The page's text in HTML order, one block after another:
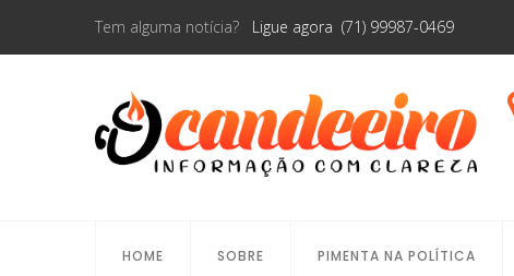
Tem alguma notícia? Ligue agora (71) 99987-0469
HOME SOBRE PIMENTA NA POLÍTICA